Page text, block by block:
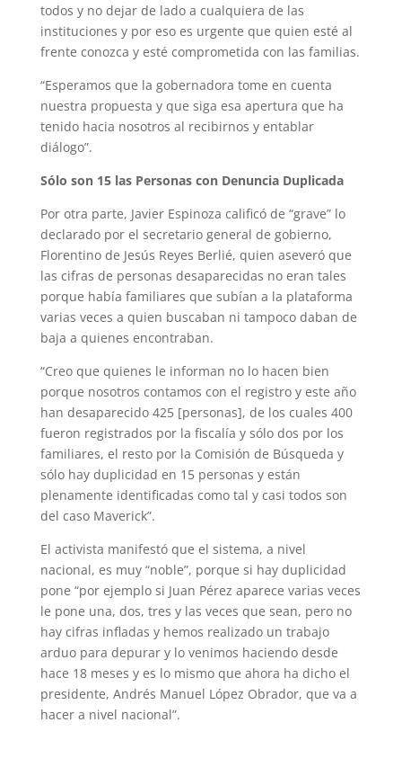
todos y no dejar de lado a cualquiera de las
instituciones y por eso es urgente que quien esté al
frente conozca y esté comprometida con las familias.
“Esperamos que la gobernadora tome en cuenta
nuestra propuesta y que siga esa apertura que ha
tenido hacia nosotros al recibirnos y entablar
diálogo”.
Sólo son 15 las Personas con Denuncia Duplicada
Por otra parte, Javier Espinoza calificó de “grave” lo
declarado por el secretario general de gobierno,
Florentino de Jesús Reyes Berlié, quien aseveró que
las cifras de personas desaparecidas no eran tales
porque había familiares que subían a la plataforma
varias veces a quien buscaban ni tampoco daban de
baja a quienes encontraban.
“Creo que quienes le informan no lo hacen bien
porque nosotros contamos con el registro y este año
han desaparecido 425 [personas], de los cuales 400
fueron registrados por la fiscalía y sólo dos por los
familiares, el resto por la Comisión de Búsqueda y
sólo hay duplicidad en 15 personas y están
plenamente identificadas como tal y casi todos son
del caso Maverick”.
El activista manifestó que el sistema, a nivel
nacional, es muy “noble”, porque si hay duplicidad
pone “por ejemplo si Juan Pérez aparece varias veces
le pone una, dos, tres y las veces que sean, pero no
hay cifras infladas y hemos realizado un trabajo
arduo para depurar y lo venimos haciendo desde
hace 18 meses y es lo mismo que ahora ha dicho el
presidente, Andrés Manuel López Obrador, que va a
hacer a nivel nacional”.